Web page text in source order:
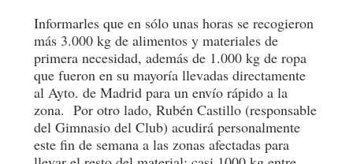
Informarles que en sólo unas horas se recogieron
más 3.000 kg de alimentos y materiales de
primera necesidad, además de 1.000 kg de ropa
que fueron en su mayoría llevadas directamente
al Ayto. de Madrid para un envío rápido a la
zona. Por otro lado, Rubén Castillo (responsable
del Gimnasio del Club) acudirá personalmente
este fin de semana a las zonas afectadas para